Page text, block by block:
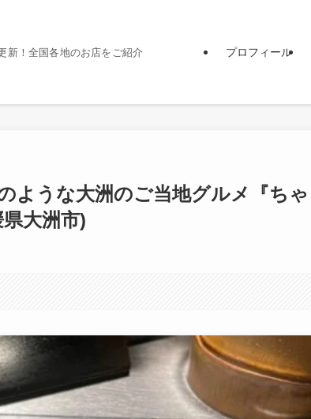
新！全国各地のお店をご紹介 プロフィール
ような大洲のご当地グルメ『ちゃ
大洲市)